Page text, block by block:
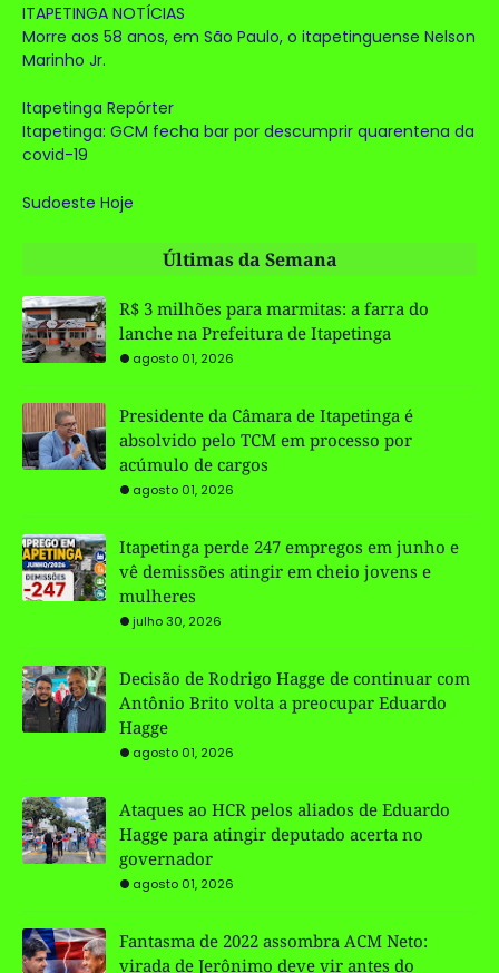
ITAPETINGA NOTÍCIAS
Morre aos 58 anos, em São Paulo, o itapetinguense Nelson
Marinho Jr.
Itapetinga Repórter
Itapetinga: GCM fecha bar por descumprir quarentena da
covid-19
Sudoeste Hoje
Últimas da Semana
R$ 3 milhões para marmitas: a farra do
lanche na Prefeitura de Itapetinga
agosto 01, 2026
Presidente da Câmara de Itapetinga é
absolvido pelo TCM em processo por
acúmulo de cargos
agosto 01, 2026
Itapetinga perde 247 empregos em junho e
vê demissões atingir em cheio jovens e
mulheres
julho 30, 2026
Decisão de Rodrigo Hagge de continuar com
Antônio Brito volta a preocupar Eduardo
Hagge
agosto 01, 2026
Ataques ao HCR pelos aliados de Eduardo
Hagge para atingir deputado acerta no
governador
agosto 01, 2026
Fantasma de 2022 assombra ACM Neto:
virada de Jerônimo deve vir antes do